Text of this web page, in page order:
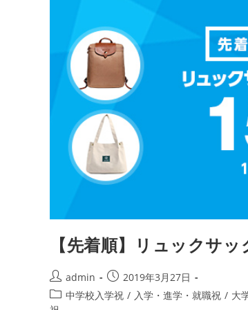
【先着順】リュックサ
投
稿
者:
admin
投
稿
2019年3月27日
投 中学校入学祝 / 入学・進学・就職祝 / 大